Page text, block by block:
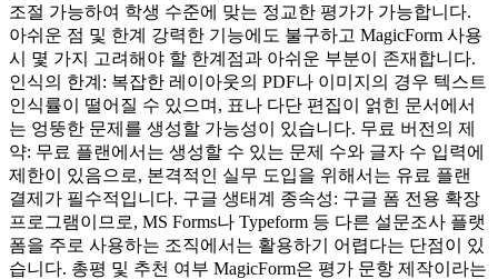
조절 가능하여 학생 수준에 맞는 정교한 평가가 가능합니다.
아쉬운 점 및 한계 강력한 기능에도 불구하고 MagicForm 사용
시 몇 가지 고려해야 할 한계점과 아쉬운 부분이 존재합니다.
인식의 한계: 복잡한 레이아웃의 PDF나 이미지의 경우 텍스트
인식률이 떨어질 수 있으며, 표나 다단 편집이 얽힌 문서에서
는 엉뚱한 문제를 생성할 가능성이 있습니다. 무료 버전의 제
약: 무료 플랜에서는 생성할 수 있는 문제 수와 글자 수 입력에
제한이 있음으로, 본격적인 실무 도입을 위해서는 유료 플랜
결제가 필수적입니다. 구글 생태계 종속성: 구글 폼 전용 확장
프로그램이므로, MS Forms나 Typeform 등 다른 설문조사 플랫
폼을 주로 사용하는 조직에서는 활용하기 어렵다는 단점이 있
습니다. 총평 및 추천 여부 MagicForm은 평가 문항 제작이라는